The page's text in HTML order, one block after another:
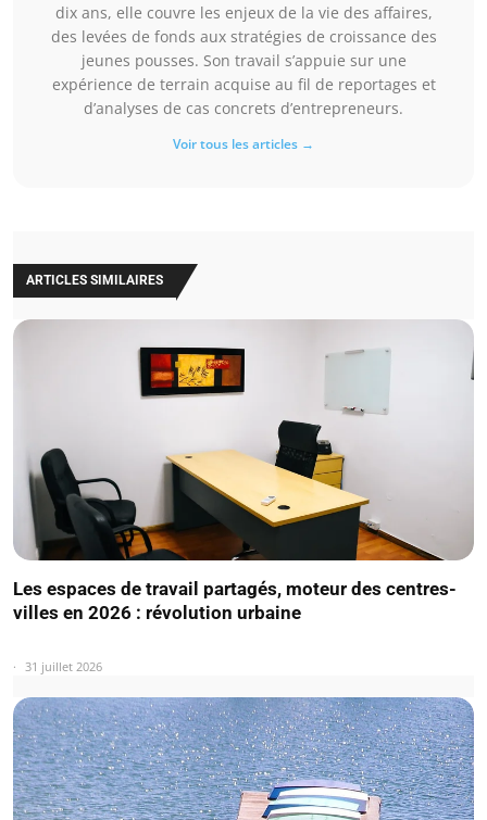
dix ans, elle couvre les enjeux de la vie des affaires,
des levées de fonds aux stratégies de croissance des
jeunes pousses. Son travail s’appuie sur une
expérience de terrain acquise au fil de reportages et
d’analyses de cas concrets d’entrepreneurs.
Voir tous les articles →
ARTICLES SIMILAIRES
Les espaces de travail partagés, moteur des centres-
villes en 2026 : révolution urbaine
31 juillet 2026